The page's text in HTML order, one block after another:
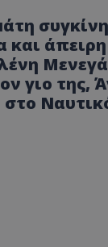
και
γιο της,
στο